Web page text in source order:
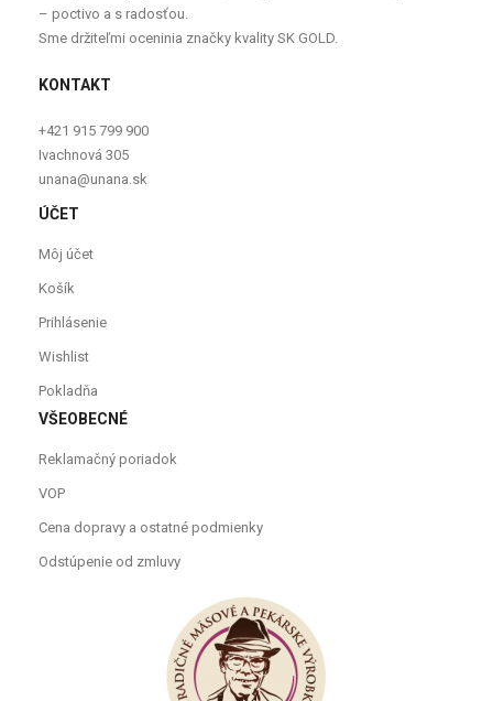
– poctivo a s radosťou.
Sme držiteľmi oceninia značky kvality SK GOLD.
KONTAKT
+421 915 799 900
Ivachnová 305
unana@unana.sk
ÚČET
Môj účet
Košík
Prihlásenie
Wishlist
Pokladňa
VŠEOBECNÉ
Reklamačný poriadok
VOP
Cena dopravy a ostatné podmienky
Odstúpenie od zmluvy